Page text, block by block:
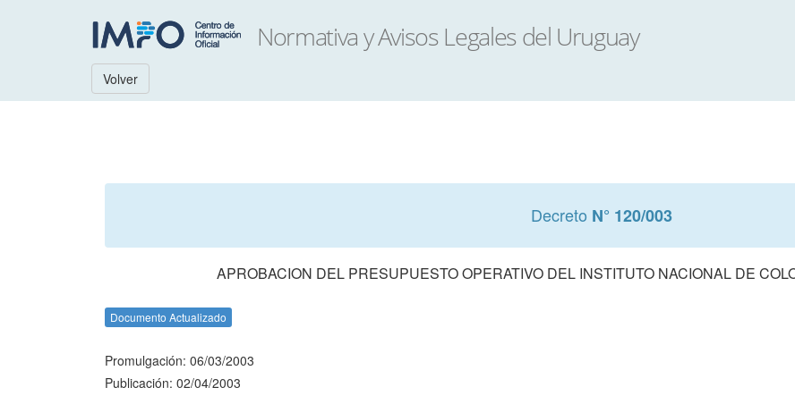
Volver
Decreto N° 120/003
APROBACION DEL PRESUPUESTO OPERATIVO DEL INSTITUTO NACIONAL DE
Documento Actualizado
Promulgación: 06/03/2003
Publicación: 02/04/2003